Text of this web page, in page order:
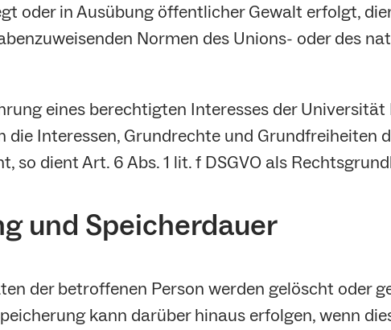
oder in Ausübung öffentlicher Gewalt erfolgt,
Normen des Unions- oder des
eines berechtigten Interesses der
die Interessen, Grundrechte und Grundfreiheiten
so dient Art. 6 Abs. 1 lit. f DSGVO als
und Speicherdauer
der betroffenen Person werden gelöscht oder
kann darüber hinaus erfolgen, wenn